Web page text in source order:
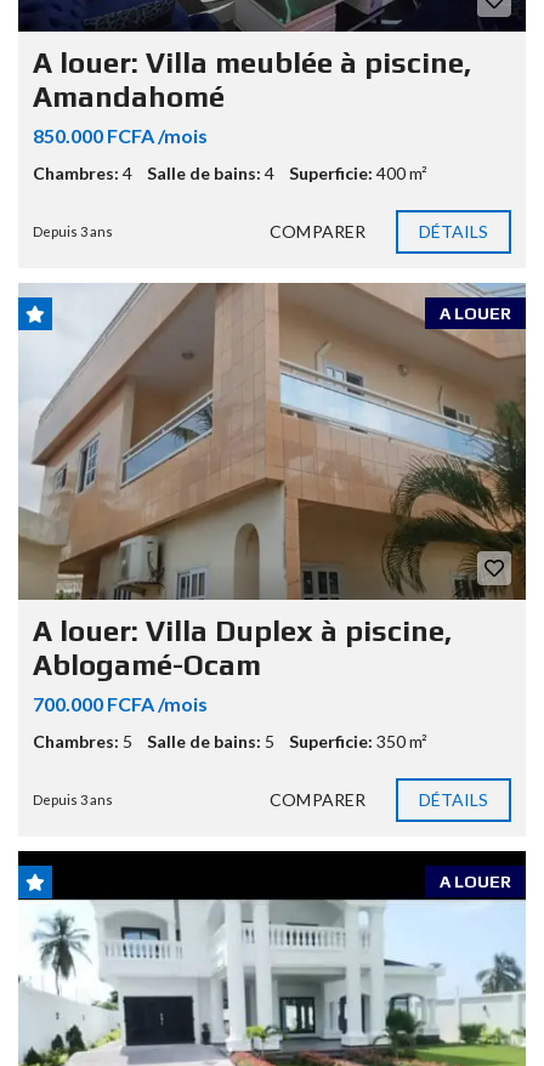
A louer: Villa meublée à piscine,
Amandahomé
850.000 FCFA /mois
Chambres: 4 Salle de bains: 4 Superficie: 400 m²
Depuis 3 ans COMPARER DÉTAILS
A LOUER
A louer: Villa Duplex à piscine,
Ablogamé-Ocam
700.000 FCFA /mois
Chambres: 5 Salle de bains: 5 Superficie: 350 m²
Depuis 3 ans COMPARER DÉTAILS
A LOUER